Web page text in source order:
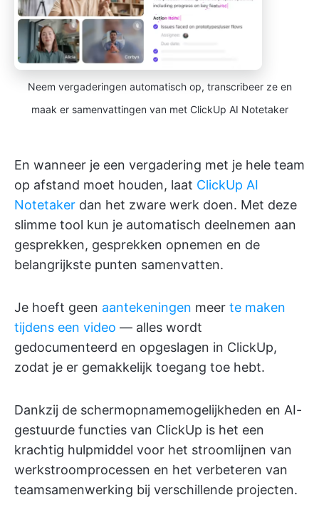
Neem vergaderingen automatisch op, transcribeer ze en
maak er samenvattingen van met ClickUp AI Notetaker
En wanneer je een vergadering met je hele team
op afstand moet houden, laat ClickUp AI
Notetaker dan het zware werk doen. Met deze
slimme tool kun je automatisch deelnemen aan
gesprekken, gesprekken opnemen en de
belangrijkste punten samenvatten.
Je hoeft geen aantekeningen meer te maken
tijdens een video — alles wordt
gedocumenteerd en opgeslagen in ClickUp,
zodat je er gemakkelijk toegang toe hebt.
Dankzij de schermopnamemogelijkheden en AI-
gestuurde functies van ClickUp is het een
krachtig hulpmiddel voor het stroomlijnen van
werkstroomprocessen en het verbeteren van
teamsamenwerking bij verschillende projecten.